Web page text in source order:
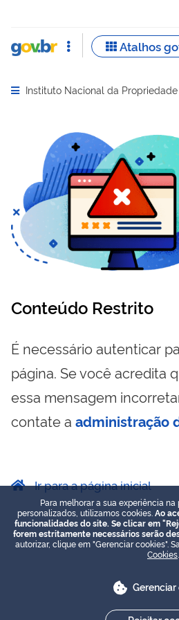
Abrir menu principal de
Instituto Nacional da
Conteúdo Restrito
É necessário autenticar
página. Se você acredita
essa mensagem
contate a administração
Ir para a página inicial
Para melhorar a sua experiência
personalizados, utilizamos cookies. Ao
funcionalidades do site. Se clicar em
forem estritamente necessários serão
autorizar, clique em "Gerenciar cookies".
Cookies